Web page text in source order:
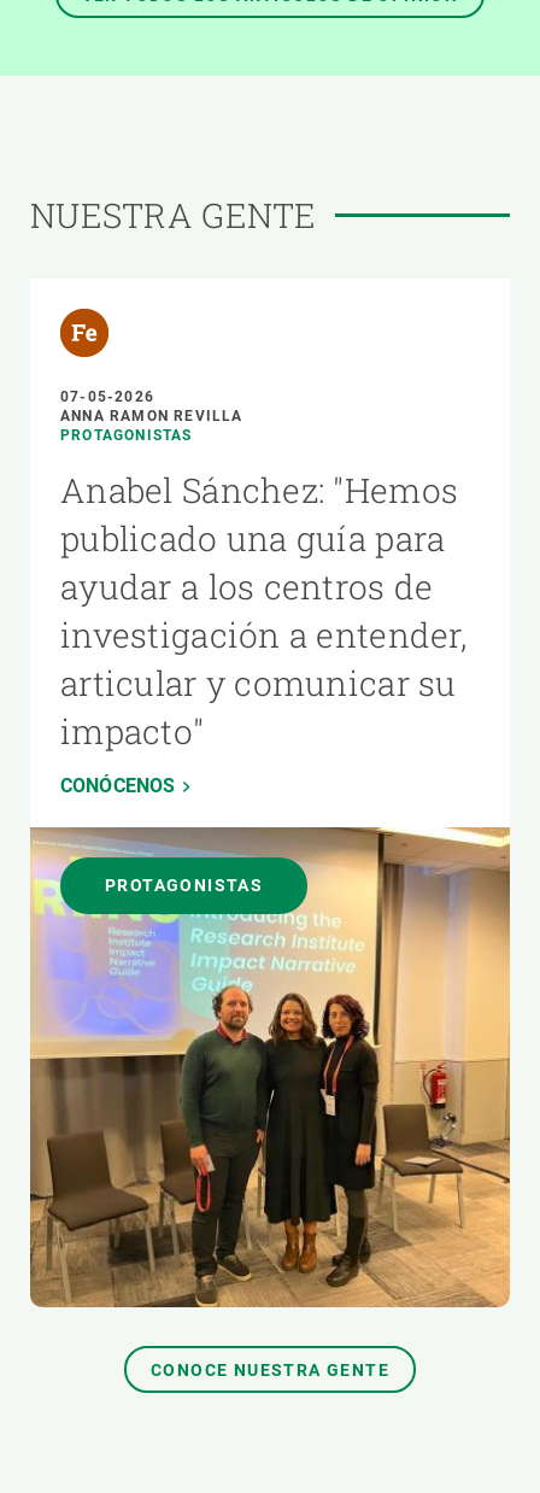
NUESTRA GENTE
07-05-2026
ANNA RAMON REVILLA
PROTAGONISTAS
Anabel Sánchez: "Hemos
publicado una guía para
ayudar a los centros de
investigación a entender,
articular y comunicar su
impacto"
CONÓCENOS
PROTAGONISTAS
CONOCE NUESTRA GENTE